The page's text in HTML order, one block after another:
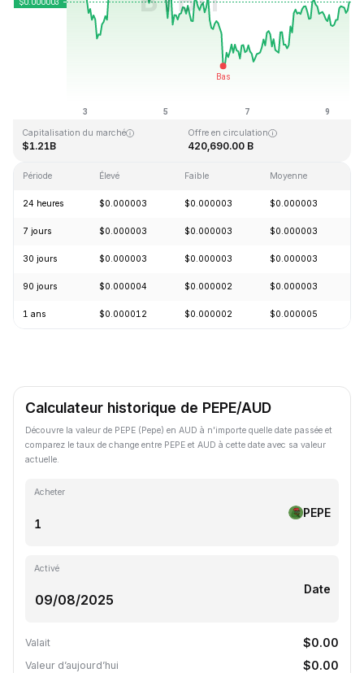
Capitalisation du marché
$1.21B
Offre en circulation
420,690.00 B
Période Élevé Faible Moyenne
24 heures $0.000003 $0.000003 $0.000003
7 jours $0.000003 $0.000003 $0.000003
30 jours $0.000003 $0.000003 $0.000003
90 jours $0.000004 $0.000002 $0.000003
1 ans $0.000012 $0.000002 $0.000005
Calculateur historique de PEPE/AUD
Découvre la valeur de PEPE (Pepe) en AUD à n'importe quelle date passée et
comparez le taux de change entre PEPE et AUD à cette date avec sa valeur
actuelle.
Acheter
PEPE
Activé
Date
Valait $0.00
Valeur d’aujourd’hui $0.00